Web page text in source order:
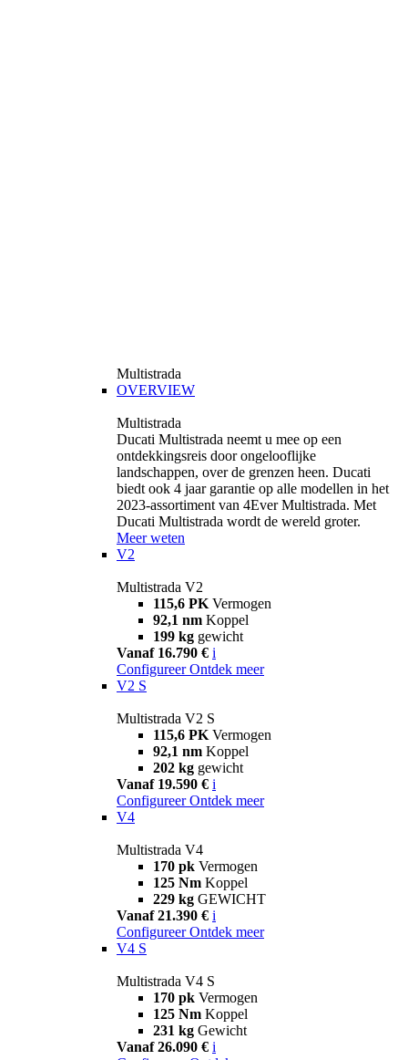
Multistrada
OVERVIEW
Multistrada
Ducati Multistrada neemt u mee op een
ontdekkingsreis door ongelooflijke
landschappen, over de grenzen heen. Ducati
biedt ook 4 jaar garantie op alle modellen in het
2023-assortiment van 4Ever Multistrada. Met
Ducati Multistrada wordt de wereld groter.
Meer weten
V2
Multistrada V2
115,6 PK Vermogen
92,1 nm Koppel
199 kg gewicht
Vanaf 16.790 € i
Configureer Ontdek meer
V2 S
Multistrada V2 S
115,6 PK Vermogen
92,1 nm Koppel
202 kg gewicht
Vanaf 19.590 € i
Configureer Ontdek meer
V4
Multistrada V4
170 pk Vermogen
125 Nm Koppel
229 kg GEWICHT
Vanaf 21.390 € i
Configureer Ontdek meer
V4 S
Multistrada V4 S
170 pk Vermogen
125 Nm Koppel
231 kg Gewicht
Vanaf 26.090 € i